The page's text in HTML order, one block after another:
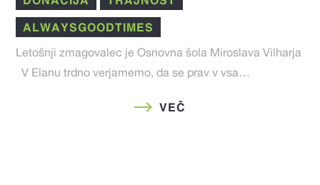
ALWAYSGOODTIMES
Letošnji zmagovalec je Osnovna šola Miroslava Vilharja
V Elanu trdno verjamemo, da se prav v vsa…
VEČ